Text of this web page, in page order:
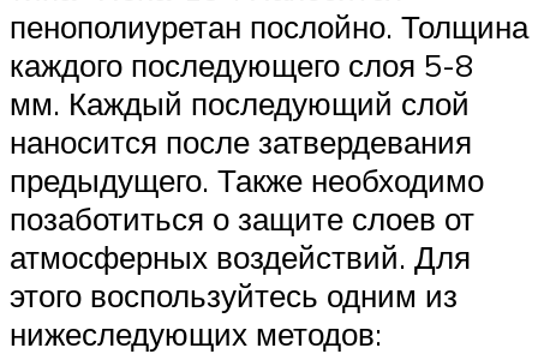
пенополиуретан послойно. Толщина
каждого последующего слоя 5-8
мм. Каждый последующий слой
наносится после затвердевания
предыдущего. Также необходимо
позаботиться о защите слоев от
атмосферных воздействий. Для
этого воспользуйтесь одним из
нижеследующих методов: